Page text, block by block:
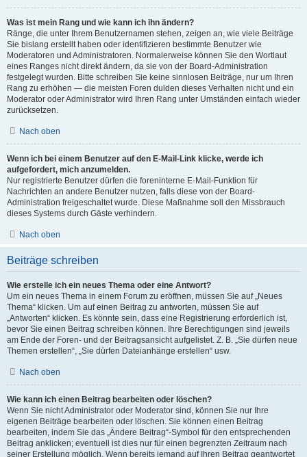
Was ist mein Rang und wie kann ich ihn ändern?
Ränge, die unter Ihrem Benutzernamen stehen, zeigen an, wie viele Beiträge
Sie bislang erstellt haben oder identifizieren bestimmte Benutzer wie
Moderatoren und Administratoren. Normalerweise können Sie den Wortlaut
eines Ranges nicht direkt ändern, da sie von der Board-Administration
festgelegt wurden. Bitte schreiben Sie keine sinnlosen Beiträge, nur um Ihren
Rang zu erhöhen — die meisten Foren dulden dieses Verhalten nicht und ein
Moderator oder Administrator wird Ihren Rang unter Umständen einfach wieder
zurücksetzen.
Nach oben
Wenn ich bei einem Benutzer auf den E-Mail-Link klicke, werde ich
aufgefordert, mich anzumelden.
Nur registrierte Benutzer dürfen die foreninterne E-Mail-Funktion für
Nachrichten an andere Benutzer nutzen, falls diese von der Board-
Administration freigeschaltet wurde. Diese Maßnahme soll den Missbrauch
dieses Systems durch Gäste verhindern.
Nach oben
Beiträge schreiben
Wie erstelle ich ein neues Thema oder eine Antwort?
Um ein neues Thema in einem Forum zu eröffnen, müssen Sie auf „Neues
Thema“ klicken. Um auf einen Beitrag zu antworten, müssen Sie auf
„Antworten“ klicken. Es könnte sein, dass eine Registrierung erforderlich ist,
bevor Sie einen Beitrag schreiben können. Ihre Berechtigungen sind jeweils
am Ende der Foren- und der Beitragsansicht aufgelistet. Z. B. „Sie dürfen neue
Themen erstellen“, „Sie dürfen Dateianhänge erstellen“ usw.
Nach oben
Wie kann ich einen Beitrag bearbeiten oder löschen?
Wenn Sie nicht Administrator oder Moderator sind, können Sie nur Ihre
eigenen Beiträge bearbeiten oder löschen. Sie können einen Beitrag
bearbeiten, indem Sie das „Ändere Beitrag“-Symbol für den entsprechenden
Beitrag anklicken; eventuell ist dies nur für einen begrenzten Zeitraum nach
seiner Erstellung möglich. Wenn bereits jemand auf Ihren Beitrag geantwortet